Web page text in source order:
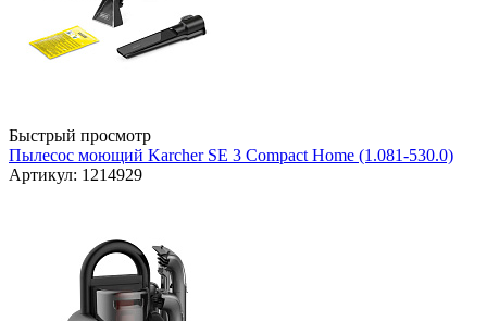
Быстрый просмотр
Пылесос моющий Karcher SE 3 Compact Home (1.081-530.0)
Артикул: 1214929